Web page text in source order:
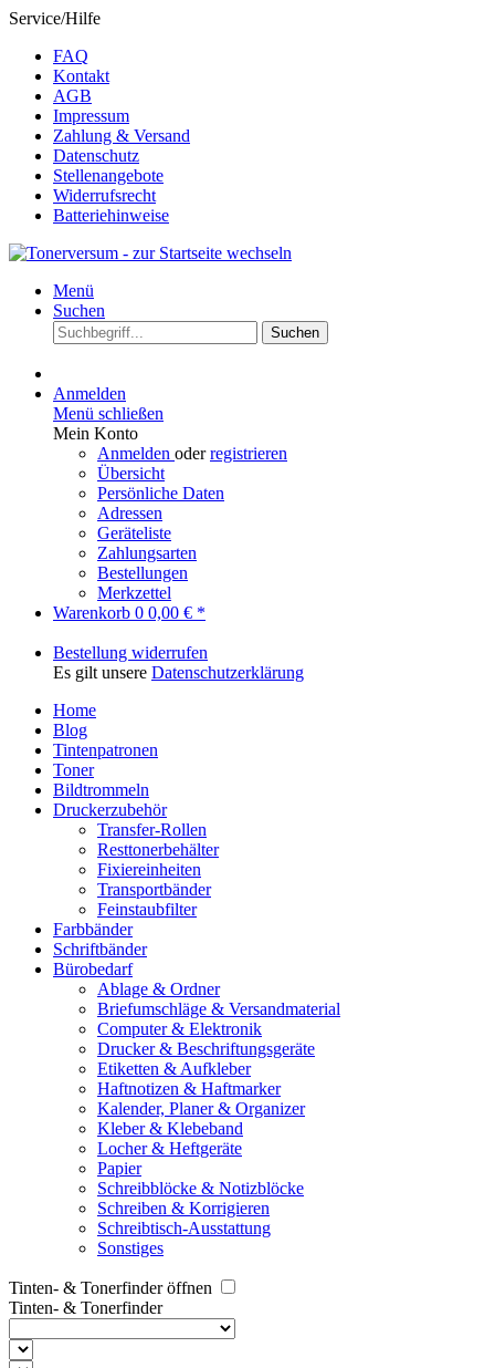
Service/Hilfe
FAQ
Kontakt
AGB
Impressum
Zahlung & Versand
Datenschutz
Stellenangebote
Widerrufsrecht
Batteriehinweise
Menü
Suchen
Suchen
Anmelden
Menü schließen
Mein Konto
Anmelden oderregistrieren
Übersicht
Persönliche Daten
Adressen
Geräteliste
Zahlungsarten
Bestellungen
Merkzettel
Warenkorb 0 0,00 € *
Bestellung widerrufen
Es gilt unsere Datenschutzerklärung
Home
Blog
Tintenpatronen
Toner
Bildtrommeln
Druckerzubehör
Transfer-Rollen
Resttonerbehälter
Fixiereinheiten
Transportbänder
Feinstaubfilter
Farbbänder
Schriftbänder
Bürobedarf
Ablage & Ordner
Briefumschläge & Versandmaterial
Computer & Elektronik
Drucker & Beschriftungsgeräte
Etiketten & Aufkleber
Haftnotizen & Haftmarker
Kalender, Planer & Organizer
Kleber & Klebeband
Locher & Heftgeräte
Papier
Schreibblöcke & Notizblöcke
Schreiben & Korrigieren
Schreibtisch-Ausstattung
Sonstiges
Tinten- & Tonerfinder öffnen
Tinten- & Tonerfinder